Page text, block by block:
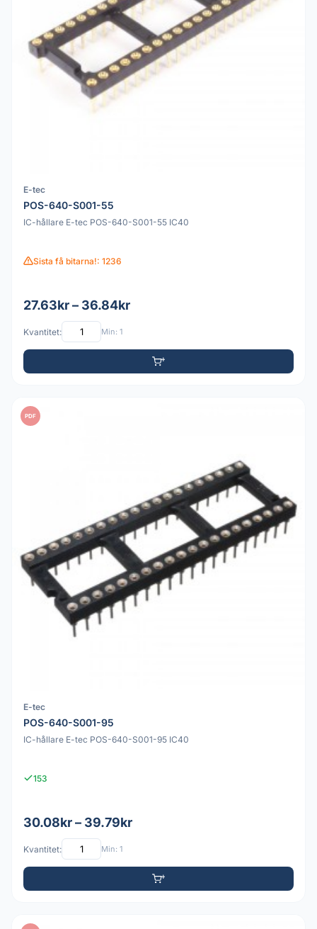
E-tec
POS-640-S001-55
IC-hållare E-tec POS-640-S001-55 IC40
Sista få bitarna!: 1236
27.63kr – 36.84kr
Kvantitet: Min: 1
PDF
E-tec
POS-640-S001-95
IC-hållare E-tec POS-640-S001-95 IC40
153
30.08kr – 39.79kr
Kvantitet: Min: 1